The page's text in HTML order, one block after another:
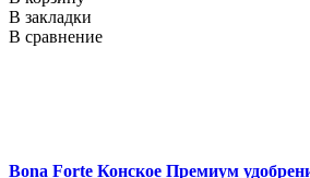
В закладки
В сравнение
Bona Forte Конское Премиум